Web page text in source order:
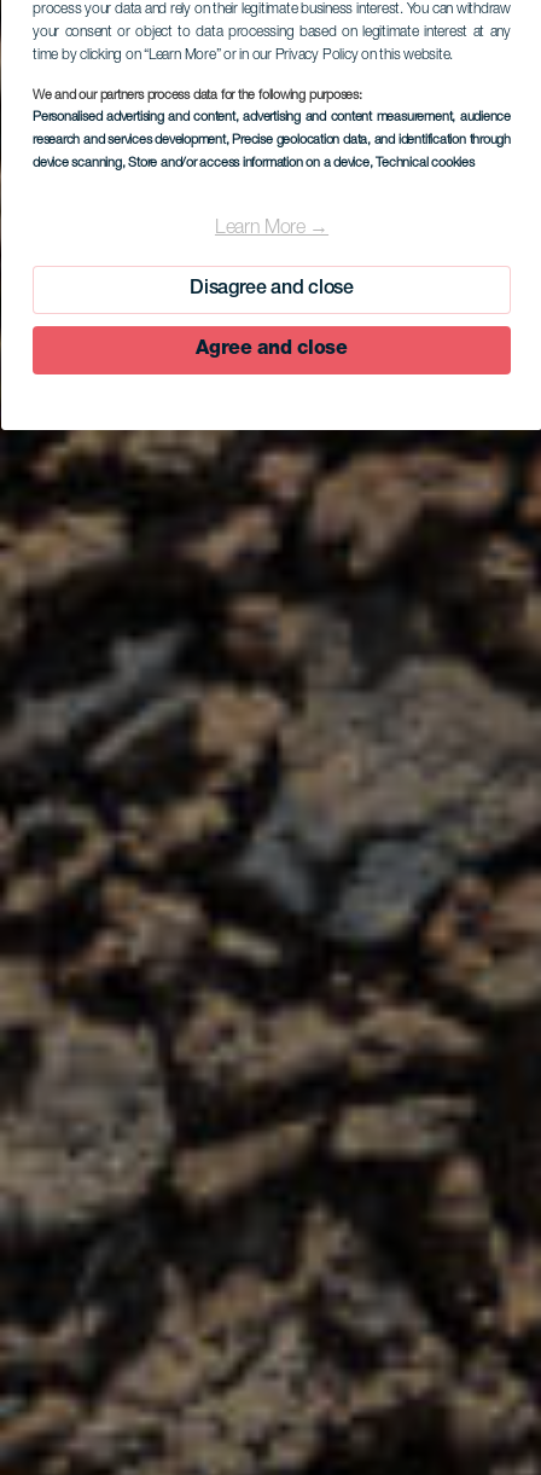
process your data and rely on their legitimate business interest. You can withdraw
your consent or object to data processing based on legitimate interest at any
time by clicking on “Learn More” or in our Privacy Policy on this website.
We and our partners process data for the following purposes:
Personalised advertising and content, advertising and content measurement, audience
research and services development, Precise geolocation data, and identification through
device scanning, Store and/or access information on a device, Technical cookies
Learn More →
Disagree and close
Agree and close